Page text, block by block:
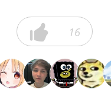
 16